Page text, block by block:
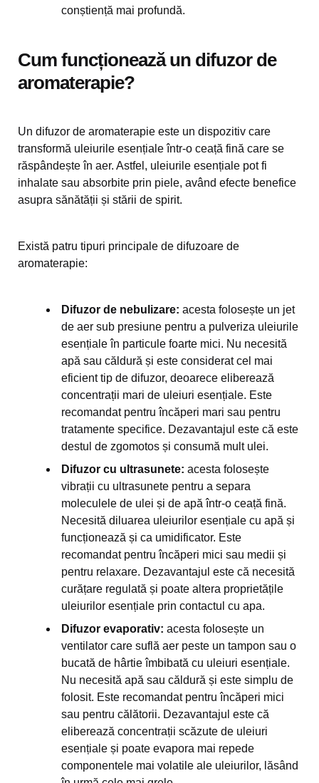
conștiență mai profundă.
Cum funcționează un difuzor de
aromaterapie?
Un difuzor de aromaterapie este un dispozitiv care
transformă uleiurile esențiale într-o ceață fină care se
răspândește în aer. Astfel, uleiurile esențiale pot fi
inhalate sau absorbite prin piele, având efecte benefice
asupra sănătății și stării de spirit.
Există patru tipuri principale de difuzoare de
aromaterapie:
Difuzor de nebulizare: acesta folosește un jet
de aer sub presiune pentru a pulveriza uleiurile
esențiale în particule foarte mici. Nu necesită
apă sau căldură și este considerat cel mai
eficient tip de difuzor, deoarece eliberează
concentrații mari de uleiuri esențiale. Este
recomandat pentru încăperi mari sau pentru
tratamente specifice. Dezavantajul este că este
destul de zgomotos și consumă mult ulei.
Difuzor cu ultrasunete: acesta folosește
vibrații cu ultrasunete pentru a separa
moleculele de ulei și de apă într-o ceață fină.
Necesită diluarea uleiurilor esențiale cu apă și
funcționează și ca umidificator. Este
recomandat pentru încăperi mici sau medii și
pentru relaxare. Dezavantajul este că necesită
curățare regulată și poate altera proprietățile
uleiurilor esențiale prin contactul cu apa.
Difuzor evaporativ: acesta folosește un
ventilator care suflă aer peste un tampon sau o
bucată de hârtie îmbibată cu uleiuri esențiale.
Nu necesită apă sau căldură și este simplu de
folosit. Este recomandat pentru încăperi mici
sau pentru călătorii. Dezavantajul este că
eliberează concentrații scăzute de uleiuri
esențiale și poate evapora mai repede
componentele mai volatile ale uleiurilor, lăsând